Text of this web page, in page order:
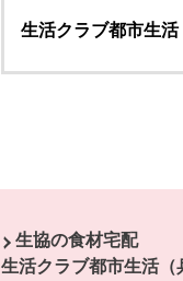
生活クラブ都市生
生協の食材宅配
生活クラブ都市生活（